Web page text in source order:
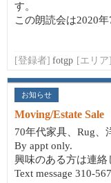
す。
この朗読会は2020
[登録者] fotgp [エリア]
お知らせ
Moving/Estate Sale
70年代家具、Rug、
By appt only.
興味のある方は連絡
Text message 310-